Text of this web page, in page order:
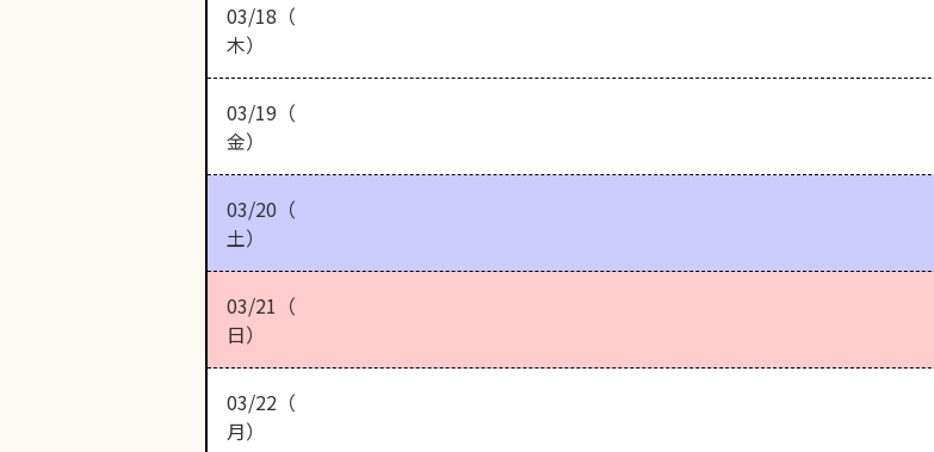
03/18（
木）
03/19（
金）
03/20（
土）
03/21（
日）
03/22（
月）